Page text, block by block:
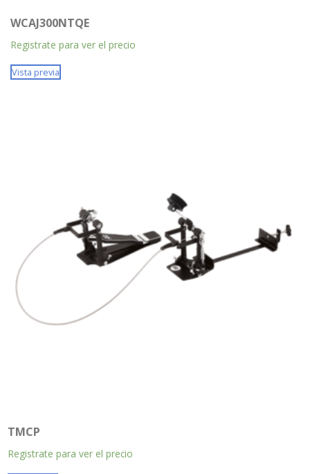
WCAJ300NTQE
Registrate para ver el precio
Vista previa
TMCP
Registrate para ver el precio